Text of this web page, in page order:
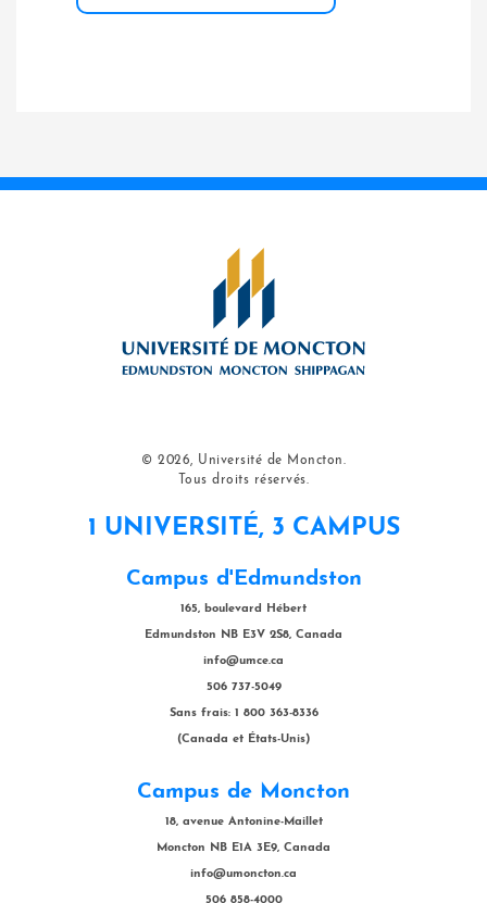
© 2026, Université de Moncton.
Tous droits réservés.
1 UNIVERSITÉ, 3 CAMPUS
Campus d'Edmundston
165, boulevard Hébert
Edmundston NB E3V 2S8, Canada
info@umce.ca
506 737-5049
Sans frais: 1 800 363-8336
(Canada et États-Unis)
Campus de Moncton
18, avenue Antonine-Maillet
Moncton NB E1A 3E9, Canada
info@umoncton.ca
506 858-4000